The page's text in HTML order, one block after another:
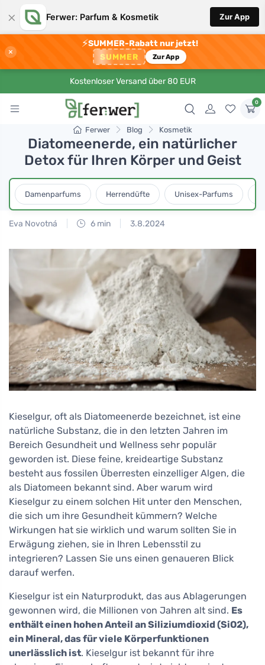
× Ferwer: Parfum & Kosmetik Zur App
×
⚡SUMMER-Rabatt nur jetzt!
SUMMER Zur App
Kostenloser Versand über 80 EUR
0
Ferwer Blog Kosmetik
Diatomeenerde, ein natürlicher
Detox für Ihren Körper und Geist
Damenparfums Herrendüfte Unisex-Parfums
Eva Novotná 6 min 3.8.2024
Kieselgur, oft als Diatomeenerde bezeichnet, ist eine
natürliche Substanz, die in den letzten Jahren im
Bereich Gesundheit und Wellness sehr populär
geworden ist. Diese feine, kreideartige Substanz
besteht aus fossilen Überresten einzelliger Algen, die
als Diatomeen bekannt sind. Aber warum wird
Kieselgur zu einem solchen Hit unter den Menschen,
die sich um ihre Gesundheit kümmern? Welche
Wirkungen hat sie wirklich und warum sollten Sie in
Erwägung ziehen, sie in Ihren Lebensstil zu
integrieren? Lassen Sie uns einen genaueren Blick
darauf werfen.
Kieselgur ist ein Naturprodukt, das aus Ablagerungen
gewonnen wird, die Millionen von Jahren alt sind. Es
enthält einen hohen Anteil an Siliziumdioxid (SiO2),
ein Mineral, das für viele Körperfunktionen
unerlässlich ist. Kieselgur ist bekannt für ihre